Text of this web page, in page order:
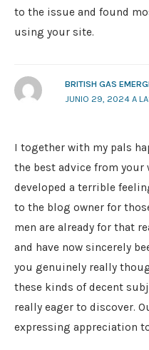
to the issue and found
using your site.
BRITISH GAS
JUNIO 29, 2024 A
I together with my pals
the best advice from your
developed a terrible
to the blog owner for
men are already for that
and have now sincerely
you genuinely really
these kinds of decent
really eager to discover.
expressing appreciation